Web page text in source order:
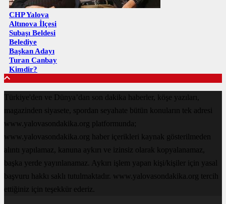
CHP Yalova
Altınova İlçesi
Subaşı Beldesi
Belediye
Başkan Adayı
Turan Canbay
Kimdir?
Türkiye'den ve Dünya’dan son dakika haberler, köşe yazıları,
magazinden siyasete, spordan seyahate bütün konuların tek adresi
www.yalovasondakika.org platformunda;
www.yalovasondakika.org haber içerikleri kaynak gösterilmeden
alıntı yapılamaz, kanuna aykırı ve izinsiz olarak kopyalanamaz,
başka yerde yayınlanamaz. Aykırı işlem yapan kişi/kişiler için yasal
başvuru hakkı saklı tutulmaktadır. www.yalovasondakika.org tercih
ettiğiniz için teşekkür ederiz.